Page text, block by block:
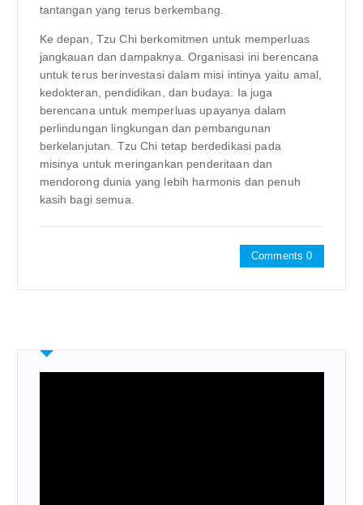
tantangan yang terus berkembang.
Ke depan, Tzu Chi berkomitmen untuk memperluas
jangkauan dan dampaknya. Organisasi ini berencana
untuk terus berinvestasi dalam misi intinya yaitu amal,
kedokteran, pendidikan, dan budaya. Ia juga
berencana untuk memperluas upayanya dalam
perlindungan lingkungan dan pembangunan
berkelanjutan. Tzu Chi tetap berdedikasi pada
misinya untuk meringankan penderitaan dan
mendorong dunia yang lebih harmonis dan penuh
kasih bagi semua.
Comments 0